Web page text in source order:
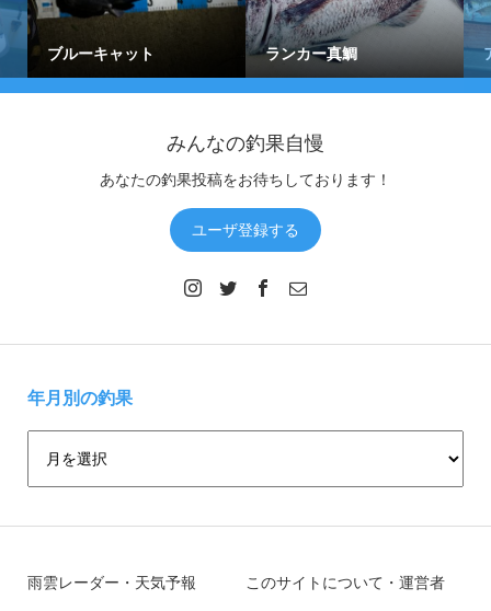
ブルーキャット ランカー真鯛
みんなの釣果自慢
あなたの釣果投稿をお待ちしております！
ユーザ登録する
年月別の釣果
雨雲レーダー・天気予報 このサイトについて・運営者